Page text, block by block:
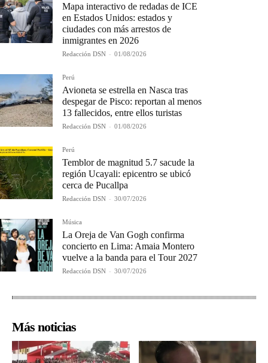
Mapa interactivo de redadas de ICE
en Estados Unidos: estados y
ciudades con más arrestos de
inmigrantes en 2026
Redacción DSN - 01/08/2026
Perú
Avioneta se estrella en Nasca tras
despegar de Pisco: reportan al menos
13 fallecidos, entre ellos turistas
Redacción DSN - 01/08/2026
Perú
Temblor de magnitud 5.7 sacude la
región Ucayali: epicentro se ubicó
cerca de Pucallpa
Redacción DSN - 30/07/2026
Música
La Oreja de Van Gogh confirma
concierto en Lima: Amaia Montero
vuelve a la banda para el Tour 2027
Redacción DSN - 30/07/2026
Más noticias